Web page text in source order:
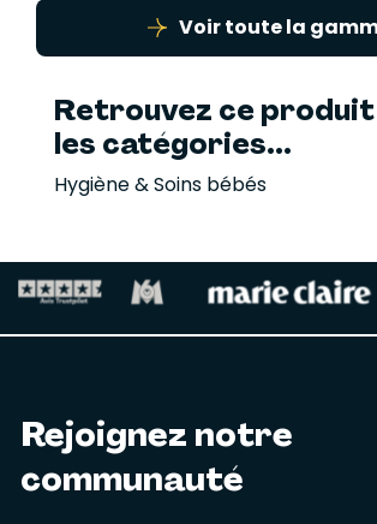
Voir toute la
Retrouvez ce produit
les catégories...
Hygiène & Soins bébés
Rejoignez notre
communauté